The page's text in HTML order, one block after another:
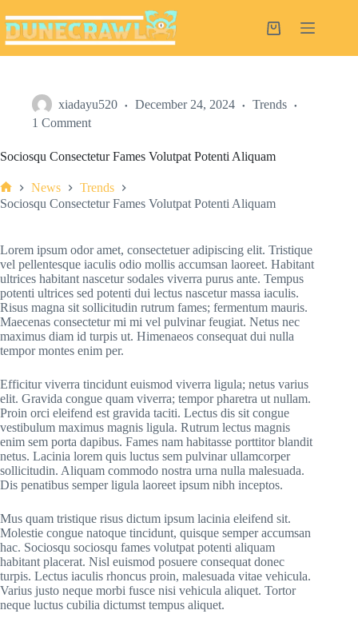
to
content
Shopping
xiadayu520 December 24, 2024
Trends
1 Comment
Sociosqu Consectetur Fames Volutpat Potenti Aliquam
Home
News
Trends
Sociosqu Consectetur Fames Volutpat Potenti Aliquam
Lorem ipsum odor amet, consectetuer adipiscing elit. Tristique
vel pellentesque iaculis odio mollis accumsan laoreet. Habitant
ultrices habitant nascetur sodales viverra purus ante. Tempus
potenti ultrices sed potenti dui lectus nascetur massa iaculis.
Risus magna sit sollicitudin rutrum fames; fermentum mauris.
Maecenas consectetur mi mi vel pulvinar feugiat. Netus nec
maximus diam id turpis ut. Himenaeos consequat dui nulla
tempor montes enim per.
Efficitur viverra tincidunt euismod viverra ligula; netus varius
elit. Gravida congue quam viverra; tempor pharetra ut nullam.
Proin orci eleifend est gravida taciti. Lectus dis sit congue
vestibulum maximus magnis ligula. Rutrum lectus magnis
enim sem porta dapibus. Fames nam habitasse porttitor blandit
netus. Lacinia lorem quis luctus sem pulvinar ullamcorper
sollicitudin. Aliquam commodo nostra urna nulla malesuada.
Dis penatibus semper ligula laoreet ipsum nibh inceptos.
Mus quam tristique risus dictum ipsum lacinia eleifend sit.
Molestie congue natoque tincidunt, quisque semper accumsan
hac. Sociosqu sociosqu fames volutpat potenti aliquam
habitant placerat. Nisl euismod posuere consequat donec
turpis. Lectus iaculis rhoncus proin, malesuada vitae vehicula.
Varius justo neque morbi fusce nisi vehicula aliquet. Tortor
neque luctus cubilia dictumst tempus aliquet.